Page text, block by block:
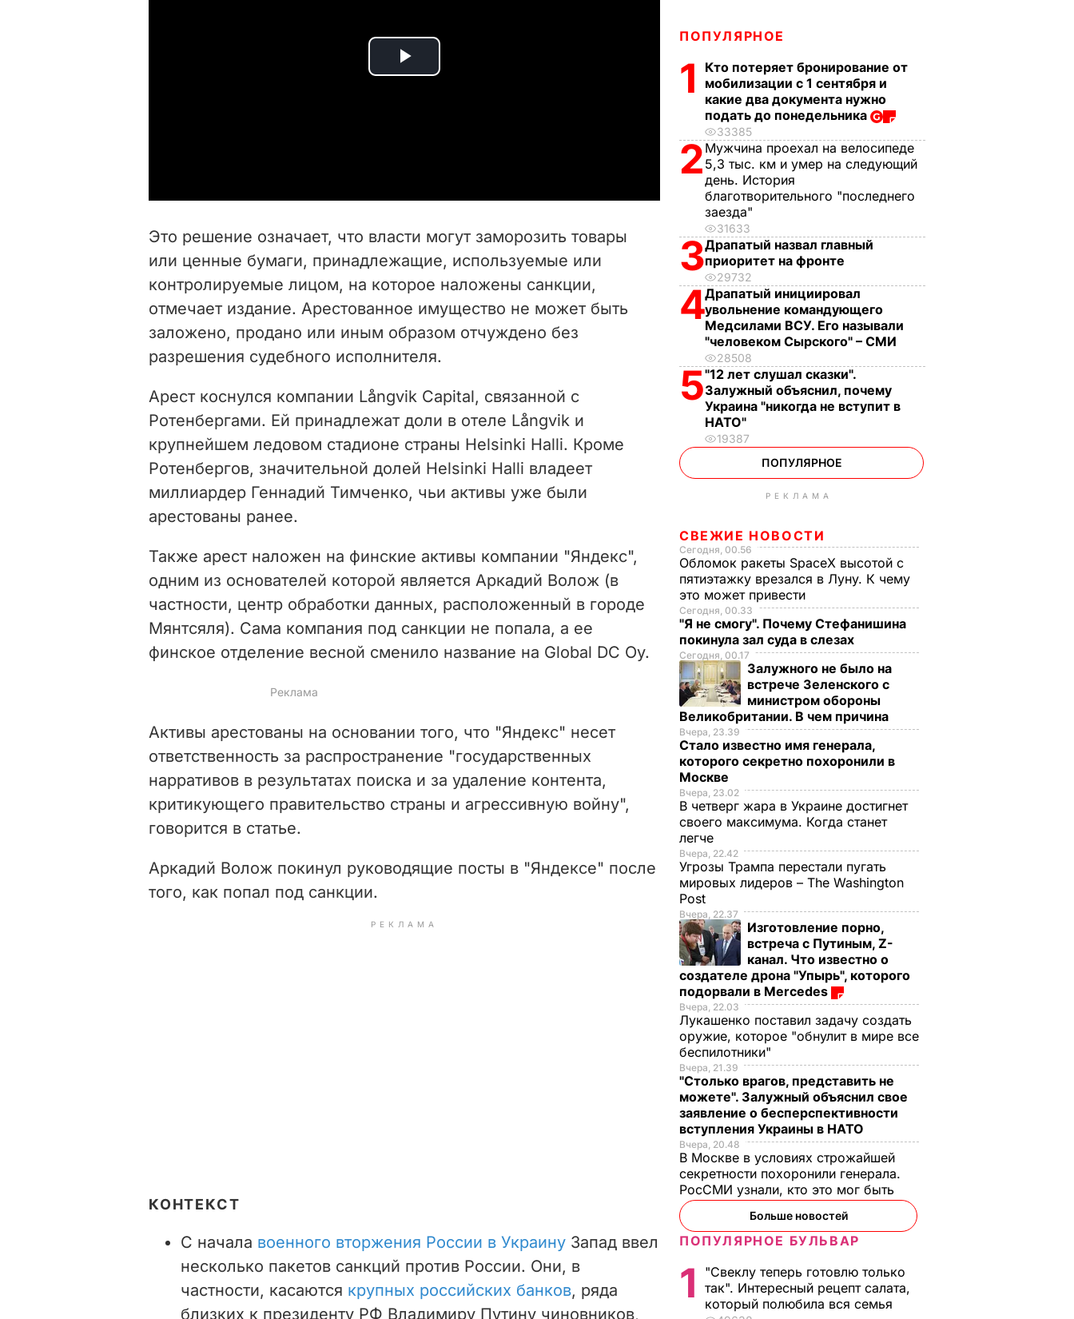
P
i
d
e
o
Это решение означает, что власти могут заморозить товары
или ценные бумаги, принадлежащие, используемые или
контролируемые лицом, на которое наложены санкции,
отмечает издание. Арестованное имущество не может быть
заложено, продано или иным образом отчуждено без
разрешения судебного исполнителя.
Арест коснулся компании Långvik Capital, связанной с
Ротенбергами. Ей принадлежат доли в отеле Långvik и
крупнейшем ледовом стадионе страны Helsinki Halli. Кроме
Ротенбергов, значительной долей Helsinki Halli владеет
миллиардер Геннадий Тимченко, чьи активы уже были
арестованы ранее.
Также арест наложен на финские активы компании "Яндекс",
одним из основателей которой является Аркадий Волож (в
частности, центр обработки данных, расположенный в городе
Мянтсяля). Сама компания под санкции не попала, а ее
финское отделение весной сменило название на Global DC Oy.
Активы арестованы на основании того, что "Яндекс" несет
ответственность за распространение "государственных
нарративов в результатах поиска и за удаление контента,
критикующего правительство страны и агрессивную войну",
говорится в статье.
Аркадий Волож покинул руководящие посты в "Яндексе" после
того, как попал под санкции.
РЕКЛАМА
КОНТЕКСТ
С начала военного вторжения России в Украину Запад ввел
несколько пакетов санкций против России. Они, в
частности, касаются крупных российских банков, ряда
близких к президенту РФ Владимиру Путину чиновников,
ПОПУЛЯРНОЕ
1
Кто потеряет бронирование от
мобилизации с 1 сентября и
какие два документа нужно
подать до понедельника
33385
2 Мужчина проехал на велосипеде
5,3 тыс. км и умер на следующий
день. История
благотворительного "последнего
заезда"
31633
3Драпатый назвал главный
приоритет на фронте
29732
4Драпатый инициировал
увольнение командующего
Медсилами ВСУ. Его называли
"человеком Сырского" – СМИ
28508
5"12 лет слушал сказки".
Залужный объяснил, почему
Украина "никогда не вступит в
НАТО"
19387
ПОПУЛЯРНОЕ
РЕКЛАМА
СВЕЖИЕ НОВОСТИ
Сегодня, 00.56
Обломок ракеты SpaceX высотой с
пятиэтажку врезался в Луну. К чему
это может привести
Сегодня, 00.33
"Я не смогу". Почему Стефанишина
покинула зал суда в слезах
Сегодня, 00.17
Залужного не было на
встрече Зеленского с
министром обороны
Великобритании. В чем причина
Вчера, 23.39
Стало известно имя генерала,
которого секретно похоронили в
Москве
Вчера, 23.02
В четверг жара в Украине достигнет
своего максимума. Когда станет
легче
Вчера, 22.42
Угрозы Трампа перестали пугать
мировых лидеров – The Washington
Post
Вчера, 22.37
Изготовление порно,
встреча с Путиным, Z-
канал. Что известно о
создателе дрона "Упырь", которого
подорвали в Mercedes
Вчера, 22.03
Лукашенко поставил задачу создать
оружие, которое "обнулит в мире все
беспилотники"
Вчера, 21.39
"Столько врагов, представить не
можете". Залужный объяснил свое
заявление о бесперспективности
вступления Украины в НАТО
Вчера, 20.48
В Москве в условиях строжайшей
секретности похоронили генерала.
РосСМИ узнали, кто это мог быть
Больше новостей
ПОПУЛЯРНОЕ БУЛЬВАР
1
"Свеклу теперь готовлю только
так". Интересный рецепт салата,
который полюбила вся семья